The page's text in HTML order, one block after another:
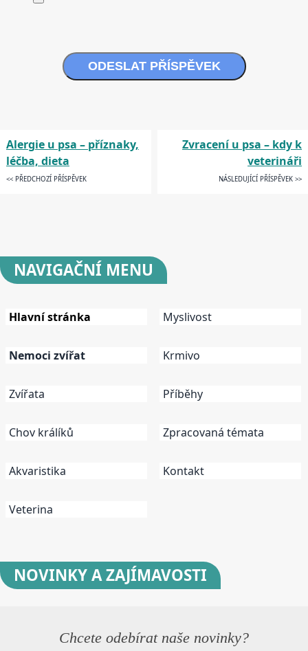
ODESLAT PŘÍSPĚVEK
Alergie u psa – příznaky,
léčba, dieta
<< PŘEDCHOZÍ PŘÍSPĚVEK
Zvracení u psa – kdy k
veterináři
NÁSLEDUJÍCÍ PŘÍSPĚVEK >>
NAVIGAČNÍ MENU
Hlavní stránka
Nemoci zvířat
Zvířata
Chov králíků
Akvaristika
Veterina
Myslivost
Krmivo
Příběhy
Zpracovaná témata
Kontakt
NOVINKYA ZAJÍMAVOSTI
Chcete odebírat naše novinky?